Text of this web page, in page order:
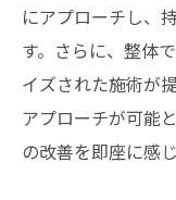
にアプローチし、
す。さらに、整体
イズされた施術が
アプローチが可能
の改善を即座に感